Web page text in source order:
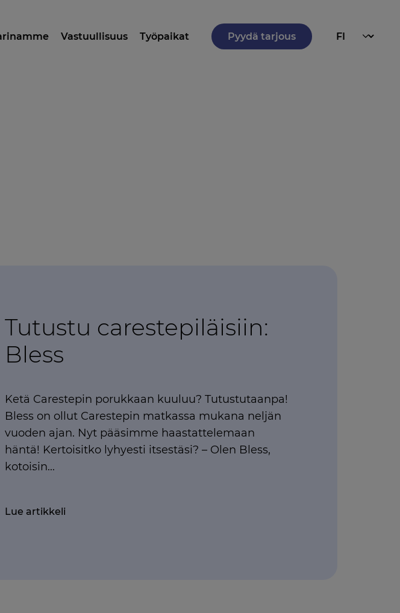
Vastuullisuus Työpaikat Pyydä tarjous
Tutustu carestepiläisiin:
Bless
Ketä Carestepin porukkaan kuuluu? Tutustutaanpa!
Bless on ollut Carestepin matkassa mukana neljän
vuoden ajan. Nyt pääsimme haastattelemaan
häntä! Kertoisitko lyhyesti itsestäsi? – Olen Bless,
kotoisin...
Lue artikkeli